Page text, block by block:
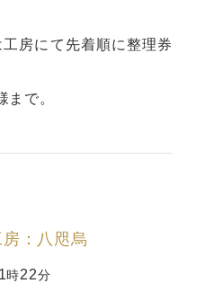
房にて先着順に整理券
で。
：八咫烏
時22分